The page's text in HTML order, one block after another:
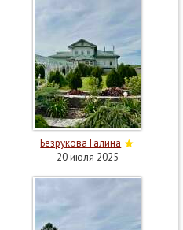
Безрукова Галина
20 июля 2025